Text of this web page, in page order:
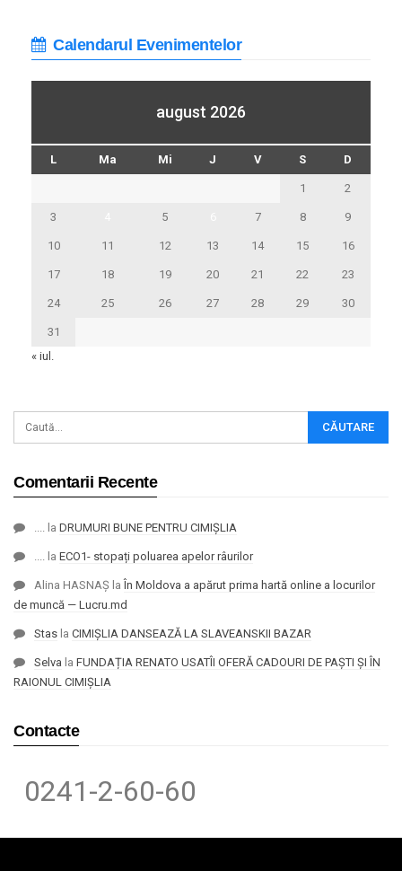
Calendarul Evenimentelor
august 2026
L Ma Mi J V S D
1 2
3 5 7 8 9
10 11 12 13 14 15 16
17 18 19 20 21 22 23
24 25 26 27 28 29 30
31
« iul.
Comentarii Recente
.... la DRUMURI BUNE PENTRU CIMIȘLIA
.... la ECO1- stopați poluarea apelor râurilor
Alina HASNAȘ la În Moldova a apărut prima hartă online a locurilor
de muncă — Lucru.md
Stas la CIMIȘLIA DANSEAZĂ LA SLAVEANSKII BAZAR
Selva la FUNDAȚIA RENATO USATÎI OFERĂ CADOURI DE PAȘTI ȘI ÎN
RAIONUL CIMIȘLIA
Contacte
0241-2-60-60